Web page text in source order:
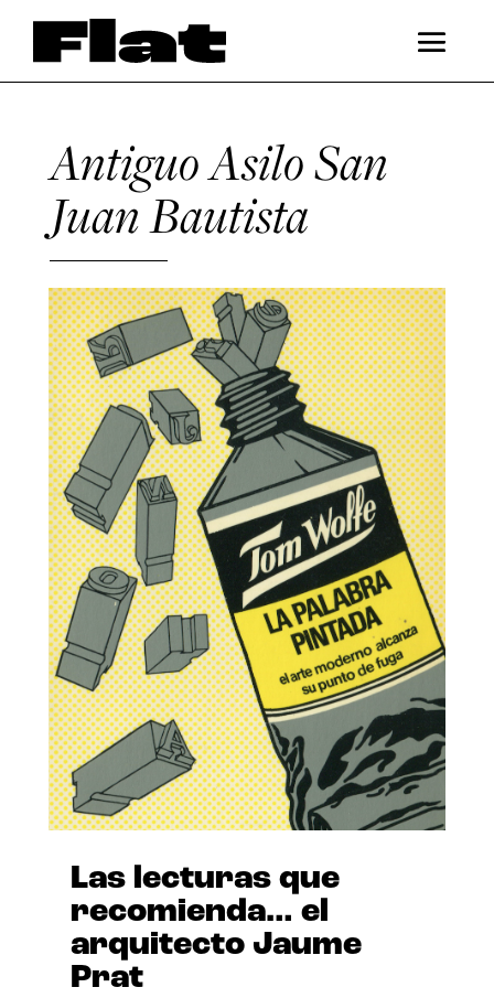
Antiguo Asilo San
Juan Bautista
Las lecturas que
recomienda… el
arquitecto Jaume
Prat